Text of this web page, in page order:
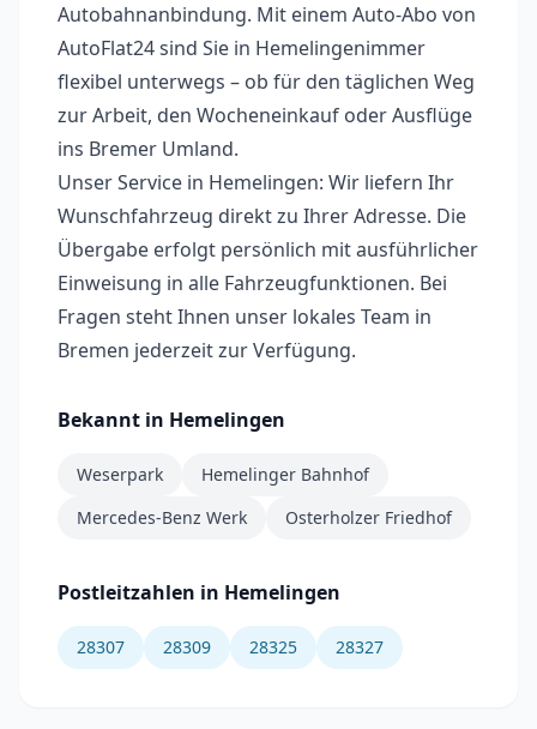
Autobahnanbindung. Mit einem Auto-Abo von
AutoFlat24 sind Sie in Hemelingenimmer
flexibel unterwegs – ob für den täglichen Weg
zur Arbeit, den Wocheneinkauf oder Ausflüge
ins Bremer Umland.
Unser Service in Hemelingen: Wir liefern Ihr
Wunschfahrzeug direkt zu Ihrer Adresse. Die
Übergabe erfolgt persönlich mit ausführlicher
Einweisung in alle Fahrzeugfunktionen. Bei
Fragen steht Ihnen unser lokales Team in
Bremen jederzeit zur Verfügung.
Bekannt in Hemelingen
Weserpark
Hemelinger Bahnhof
Mercedes-Benz Werk
Osterholzer Friedhof
Postleitzahlen in Hemelingen
28307 28309 28325 28327